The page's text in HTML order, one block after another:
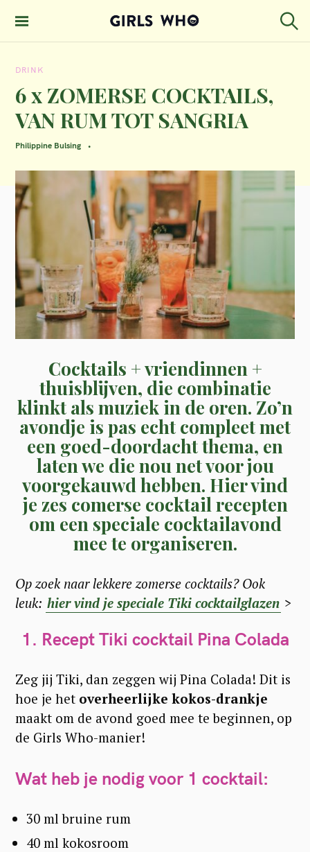
GIRLS WHO
DRINK
6 x ZOMERSE COCKTAILS,
VAN RUM TOT SANGRIA
Philippine Bulsing
Cocktails + vriendinnen +
thuisblijven, die combinatie
klinkt als muziek in de oren. Zo’n
avondje is pas echt compleet met
een goed-doordacht thema, en
laten we die nou net voor jou
voorgekauwd hebben. Hier vind
je zes comerse cocktail recepten
om een speciale cocktailavond
mee te organiseren.
Op zoek naar lekkere zomerse cocktails? Ook
leuk: hier vind je speciale Tiki cocktailglazen >
1. Recept Tiki cocktail Pina Colada
Zeg jij Tiki, dan zeggen wij Pina Colada! Dit is
hoe je het overheerlijke kokos-drankje
maakt om de avond goed mee te beginnen, op
de Girls Who-manier!
Wat heb je nodig voor 1 cocktail:
30 ml bruine rum
40 ml kokosroom